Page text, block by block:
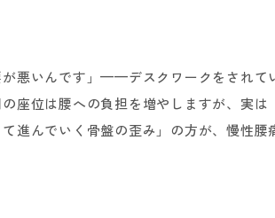
が悪いんです」——デスクワークをされて
座位は腰への負担を増やしますが、実は
進んでいく骨盤の歪み」の方が、慢性腰